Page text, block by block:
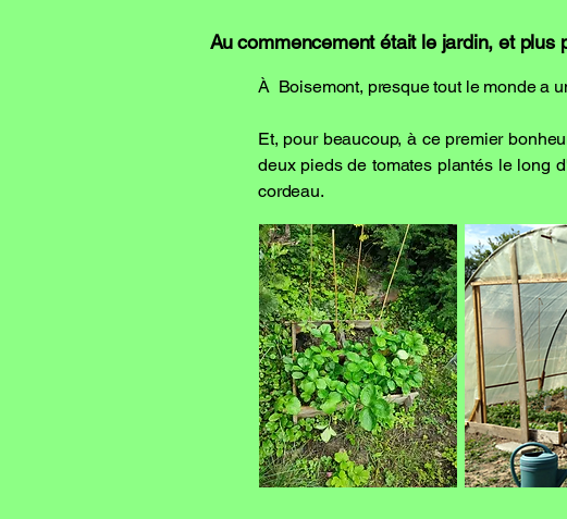
Au commencement était le jardin, et plus
À Boisemont, presque tout le monde a
Et, pour beaucoup, à ce premier
deux pieds de tomates plantés le long
cordeau.